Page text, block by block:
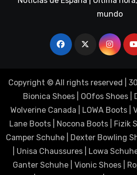
mundo
Copyright © All rights reserved
Bionica Shoes
OOfos Shoes
Wolverine Canada
LOWA Boots|
Lane Boots| Nocona Boots| Fizik
Camper Schuhe| Dexter Bowling
Unisa Chaussures| Lowa
Ganter Schuhe
Vionic Shoes|